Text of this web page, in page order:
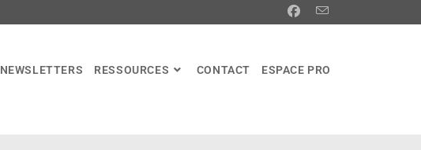
NEWSLETTERS RESSOURCES CONTACT ESPACE PRO